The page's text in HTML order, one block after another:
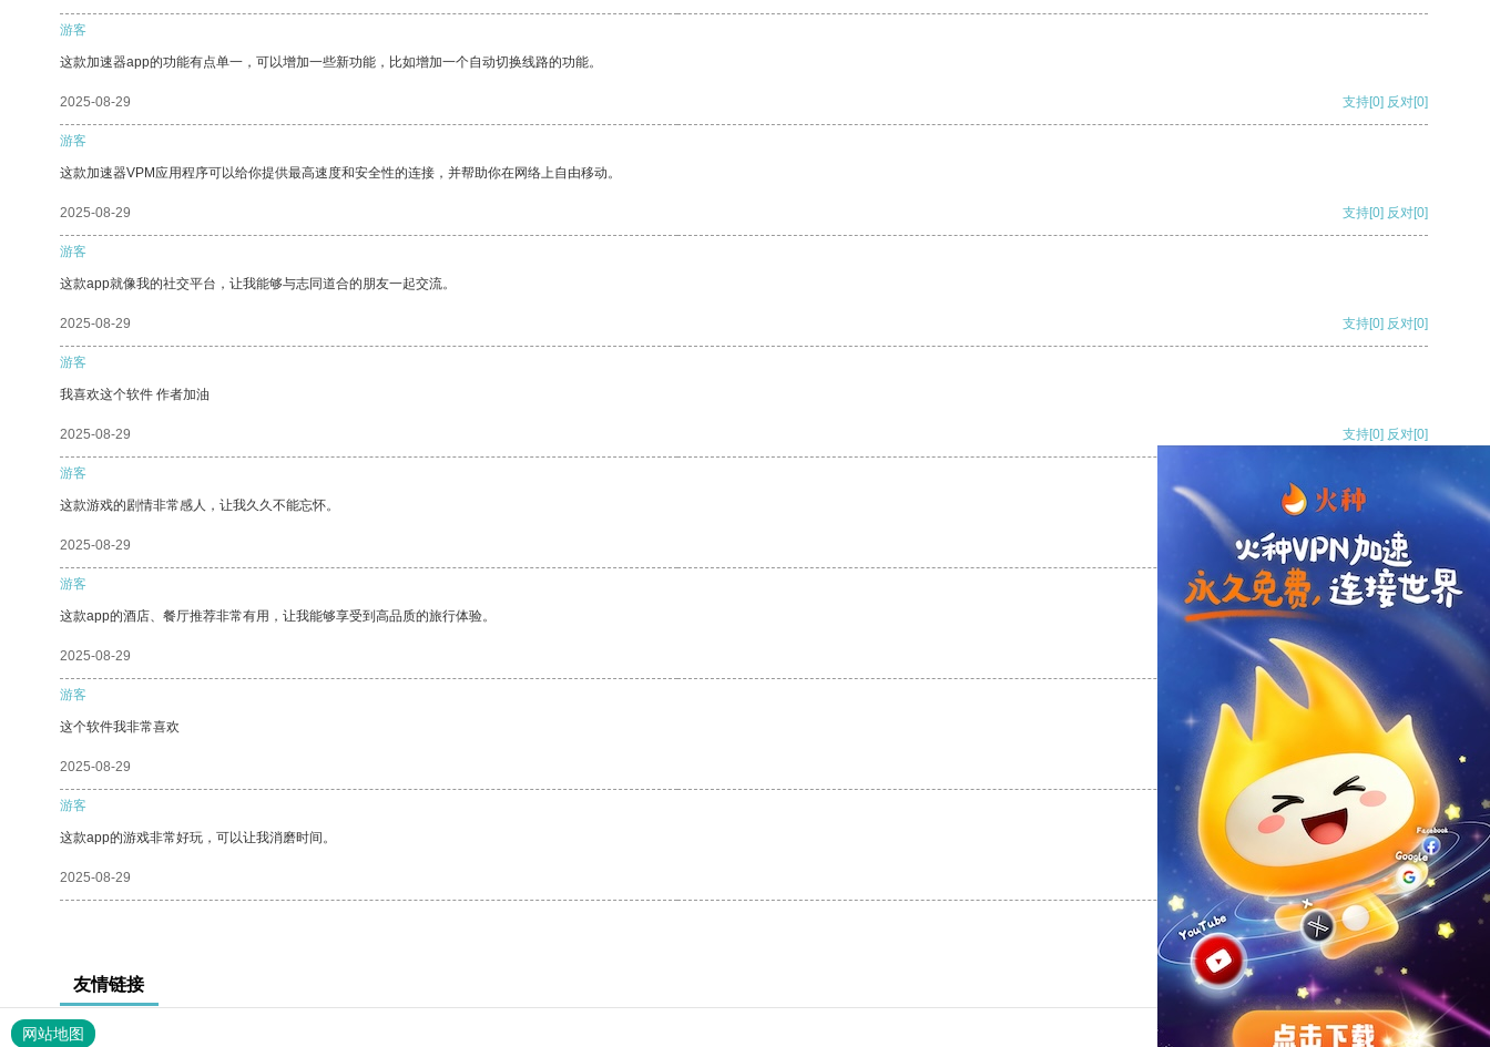
游客
这款加速器app的功能有点单一，可以增加一些新功能，比如增加一个自动切换线路的功能。
2025-08-29 支持[0] 反对[0]
游客
这款加速器VPM应用程序可以给你提供最高速度和安全性的连接，并帮助你在网络上自由移动。
2025-08-29 支持[0] 反对[0]
游客
这款app就像我的社交平台，让我能够与志同道合的朋友一起交流。
2025-08-29 支持[0] 反对[0]
游客
我喜欢这个软件 作者加油
2025-08-29 支持[0] 反对[0]
游客
这款游戏的剧情非常感人，让我久久不能忘怀。
2025-08-29 支持[0] 反对
游客
这款app的酒店、餐厅推荐非常有用，让我能够享受到高品质的旅行体验。
2025-08-29 支持
游客
这个软件我非常喜欢
2025-08-29 反对 [0]
游客
这款app的游戏非常好玩，可以让我消磨时间。
2025-08-29 支持[0] 反对[0]
友情链接
网站地图